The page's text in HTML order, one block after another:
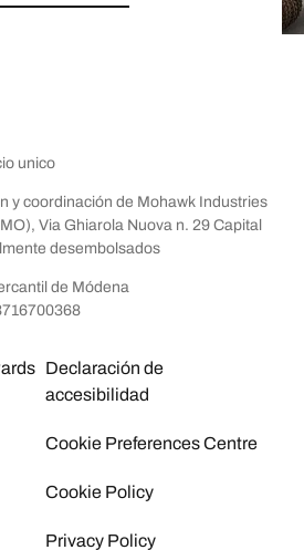
unico
y coordinación de Mohawk Industries
Via Ghiarola Nuova n. 29 Capital
desembolsados
de Módena
Declaración de
accesibilidad
Cookie Preferences Centre
Cookie Policy
Privacy Policy